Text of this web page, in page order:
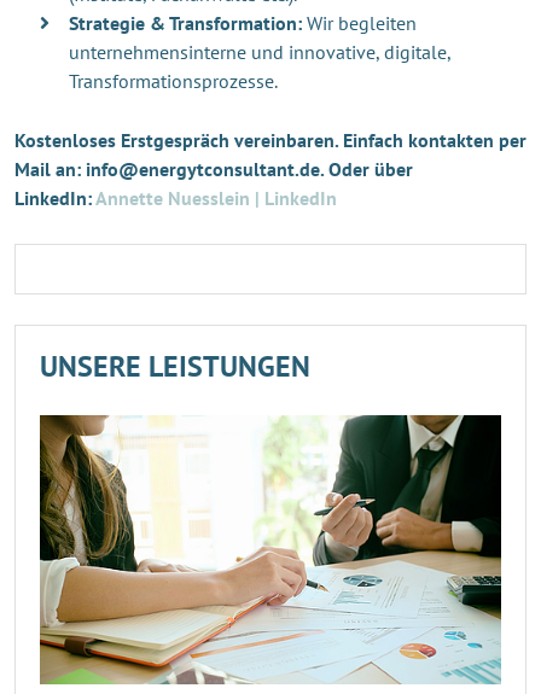
Strategie & Transformation: Wir begleiten
unternehmensinterne und innovative, digitale,
Transformationsprozesse.
Kostenloses Erstgespräch vereinbaren. Einfach kontakten per
Mail an: info@energytconsultant.de. Oder über
LinkedIn:Annette Nuesslein | LinkedIn
UNSERE LEISTUNGEN